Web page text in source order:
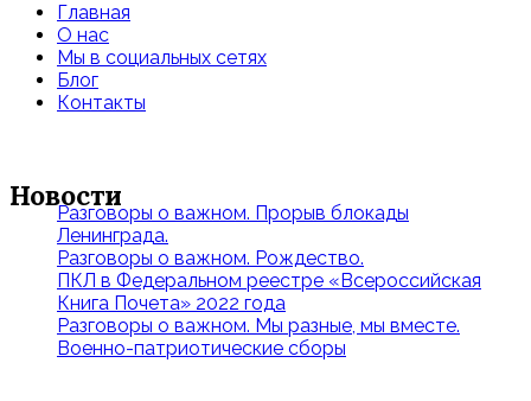
Главная
О нас
Мы в социальных сетях
Блог
Контакты
Новости
Разговоры о важном. Прорыв блокады
Ленинграда.
Разговоры о важном. Рождество.
ПКЛ в Федеральном реестре «Всероссийская
Книга Почета» 2022 года
Разговоры о важном. Мы разные, мы вместе.
Военно-патриотические сборы